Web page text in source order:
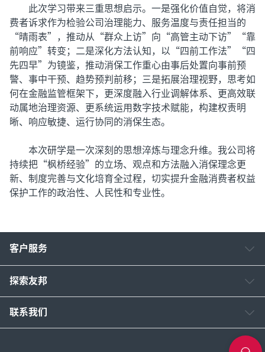
此次学习带来三重思想启示。一是强化价值自觉，将消
费者诉求作为检验公司治理能力、服务温度与责任担当的
“晴雨表”，推动从“群众上访”向“高管主动下访”“靠
前响应”转变；二是深化方法认知，以“四前工作法”“四
先四早”为镜鉴，推动消保工作重心由事后处置向事前预
警、事中干预、趋势预判前移；三是拓展治理视野，思考如
何在金融监管框架下，更深度融入行业调解体系、更高效联
动属地治理资源、更系统运用数字技术赋能，构建权责明
晰、响应敏捷、运行协同的消保生态。
本次研学是一次深刻的思想淬炼与理念升维。我公司将
持续把“枫桥经验”的立场、观点和方法融入消保理念更
新、制度完善与文化培育全过程，切实提升金融消费者权益
保护工作的政治性、人民性和专业性。
客户服务
探索友邦
联系我们